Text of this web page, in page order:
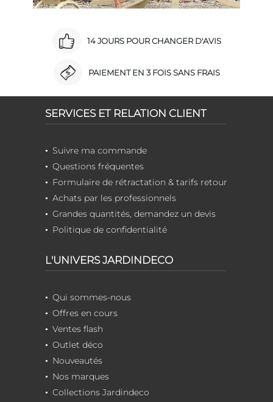
14 JOURS POUR CHANGER D'AVIS
PAIEMENT EN 3 FOIS SANS FRAIS
SERVICES ET RELATION CLIENT
Suivre ma commande
Questions fréquentes
Formulaire de rétractation & tarifs retour
Achats par les professionnels
Grandes quantités, demandez un devis
Politique de confidentialité
L'UNIVERS JARDINDECO
Qui sommes-nous
Offres en cours
Ventes flash
Outlet déco
Nouveautés
Nos marques
Collections Jardindeco